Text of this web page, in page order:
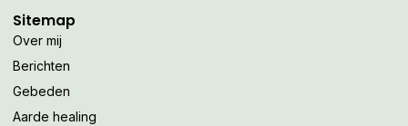
Sitemap
Over mij
Berichten
Gebeden
Aarde healing